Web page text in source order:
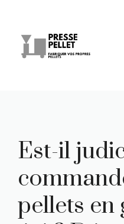
contenu
Est-il
pellets en